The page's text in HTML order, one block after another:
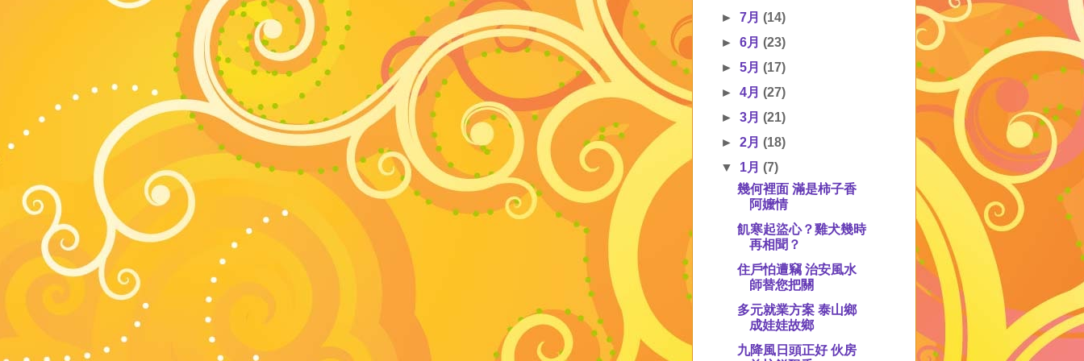
►7月(14)
►6月(23)
►5月(17)
►4月(27)
►3月(21)
►2月(18)
▼ 1月(7)
幾何裡面 滿是柿子香
阿嬤情
飢寒起盜心？雞犬幾時
再相聞？
住戶怕遭竊 治安風水
師替您把關
多元就業方案 泰山鄉
成娃娃故鄉
九降風日頭正好 伙房